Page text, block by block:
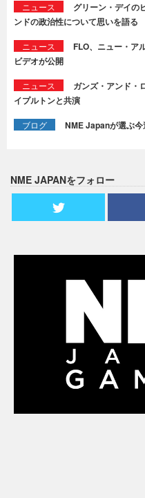
ニュース
グリーン・デイの
ンドの政治性について思いを語る
ニュース
FLO、ニュー・ア
ビデオが公開
ニュース
ガンズ・アンド・
イプルトンと共演
ブログ NME Japanが選ぶ
NME JAPANをフォロー